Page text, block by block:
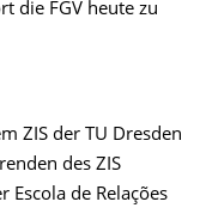
die FGV heute zu
ZIS der TU Dresden
des ZIS
Escola de Relações